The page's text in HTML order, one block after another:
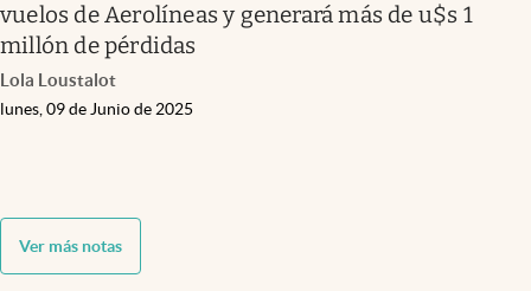
vuelos de Aerolíneas y generará más de u$s 1
millón de pérdidas
Lola Loustalot
lunes, 09 de Junio de 2025
Ver más notas